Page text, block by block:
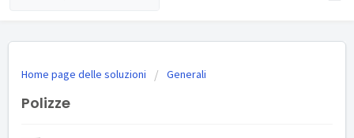
Home page delle soluzioni Generali
Polizze